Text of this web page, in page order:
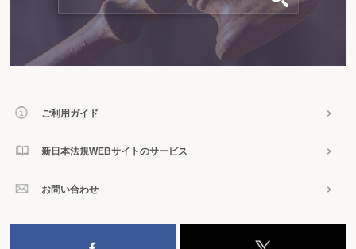
ご利用ガイド
新日本法規WEBサイトのサービス
お問い合わせ